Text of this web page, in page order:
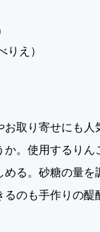
りえ）
取り寄せにも人
か。使用するりん
る。砂糖の量を
のも手作りの